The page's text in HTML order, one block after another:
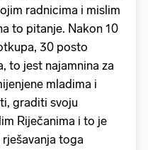
radnicima i mislim
to pitanje. Nakon 10
30 posto
to jest najamnina za
mladima i
graditi svoju
Riječanima i to je
toga